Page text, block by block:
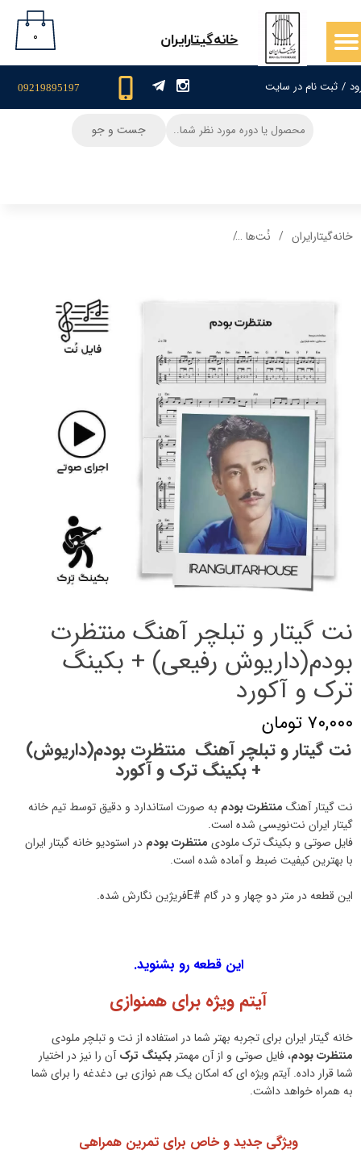
/ ثبت نام در سایت
حساب کاربری من
سفارشات
09219895197
​خانه‌گیتار‌ایران ۰
جست و جو
خانه‌گیتار‌ایران نُت‌ها
نت گیتار و تبلچر آهنگ منتظرت
بودم(داریوش رفیعی) + بکینگ
ترک و آکورد
۷۰,۰۰۰ تومان
نت گیتار و تبلچر آهنگ منتظرت بودم(داریوش)
+ بکینگ ترک و آکورد
نت گیتار آهنگ منتظرت بودم به صورت استاندارد و دقیق توسط تیم خانه
گیتار ایران نت‌نویسی شده است.
فایل صوتی و بکینگ ترک ملودی منتظرت بودم در استودیو خانه گیتار ایران
با بهترین کیفیت ضبط و آماده شده است.
این قطعه در متر دو چهار و در گام #Eفریژین نگارش شده.
این قطعه رو بشنوید.
آیتم ویژه برای همنوازی
خانه گیتار ایران برای تجربه بهتر شما در استفاده از نت و تبلچر ملودی
منتظرت بودم، فایل صوتی و از آن مهمتر بکینگ ترکآن را نیز در اختیار
شما قرار داده. آیتم ویژه ای که امکان یک هم نوازی بی دغدغه را برای شما
به همراه خواهد داشت.
ویژگی جدید و خاص برای تمرین همراهی